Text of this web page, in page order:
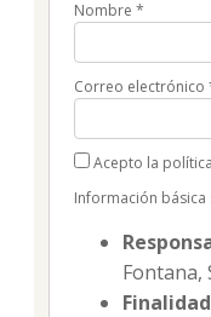
Nombre *
Correo electrónico
Acepto la
Información
Fontana,